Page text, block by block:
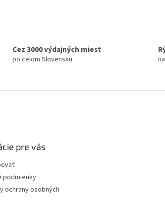
Cez 3000 výdajných miest
po celom Slovensku
pre vás
podmienky
ochrany osobných